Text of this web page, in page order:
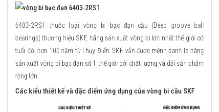
6403-2RS1 thuộc loại vòng bi bạc đạn cầu (Deep groove ball
bearings) thương hiệu SKF, hãng sản xuất vòng bi lớn nhất thế giới có
tuổi đời hơn 100 năm từ Thụy Điển. SKF vẫn được mệnh danh là hãng
sản xuất vòng bi bạc đạn số 1 thế giới bởi chất lượng và dải sản phẩm
rộng lớn.
Các kiểu thiết kế và đặc điểm ứng dụng của vòng bi cầu SKF